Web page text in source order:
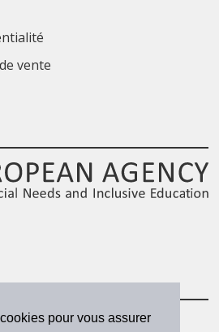
pour vous assurer
vente